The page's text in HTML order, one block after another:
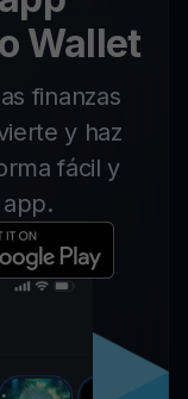
Wallet
finanzas
y haz
fácil y